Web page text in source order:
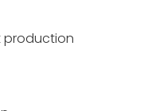
production